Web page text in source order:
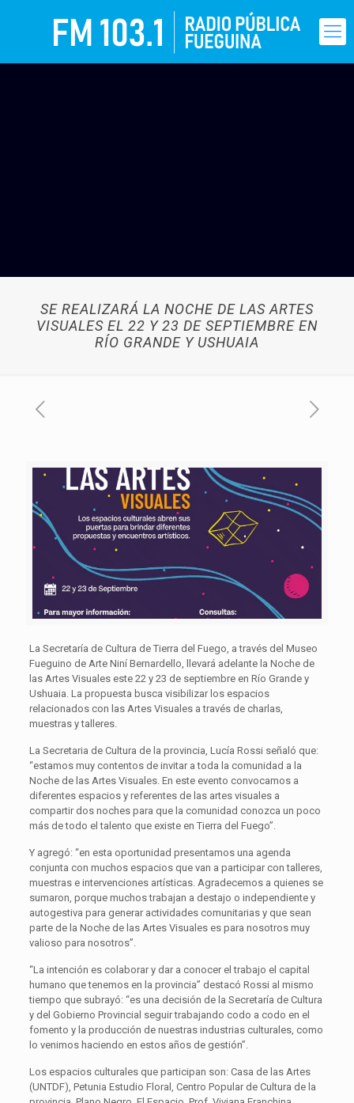
SE REALIZARÁ LA NOCHE DE LAS ARTES
VISUALES EL 22 Y 23 DE SEPTIEMBRE EN
RÍO GRANDE Y USHUAIA
La Secretaría de Cultura de Tierra del Fuego, a través del Museo
Fueguino de Arte Niní Bernardello, llevará adelante la Noche de
las Artes Visuales este 22 y 23 de septiembre en Río Grande y
Ushuaia. La propuesta busca visibilizar los espacios
relacionados con las Artes Visuales a través de charlas,
muestras y talleres.
La Secretaria de Cultura de la provincia, Lucía Rossi señaló que:
“estamos muy contentos de invitar a toda la comunidad a la
Noche de las Artes Visuales. En este evento convocamos a
diferentes espacios y referentes de las artes visuales a
compartir dos noches para que la comunidad conozca un poco
más de todo el talento que existe en Tierra del Fuego”.
Y agregó: “en esta oportunidad presentamos una agenda
conjunta con muchos espacios que van a participar con talleres,
muestras e intervenciones artísticas. Agradecemos a quienes se
sumaron, porque muchos trabajan a destajo o independiente y
autogestiva para generar actividades comunitarias y que sean
parte de la Noche de las Artes Visuales es para nosotros muy
valioso para nosotros”.
“La intención es colaborar y dar a conocer el trabajo el capital
humano que tenemos en la provincia” destacó Rossi al mismo
tiempo que subrayó: “es una decisión de la Secretaría de Cultura
y del Gobierno Provincial seguir trabajando codo a codo en el
fomento y la producción de nuestras industrias culturales, como
lo venimos haciendo en estos años de gestión”.
Los espacios culturales que participan son: Casa de las Artes
(UNTDF), Petunia Estudio Floral, Centro Popular de Cultura de la